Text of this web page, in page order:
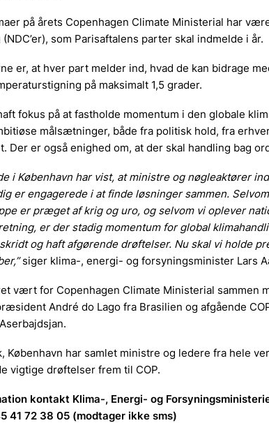
på årets Copenhagen Climate Ministerial har
som Parisaftalens parter skal indmelde i år.
er, at hver part melder ind, hvad de kan bidrage
på maksimalt 1,5 grader.
fokus på at fastholde momentum i den globale
målsætninger, både fra politisk hold, fra
Der er også enighed om, at der skal handling bag
i København har vist, at ministre og nøgleaktører
er engagerede i at finde løsninger sammen.
er præget af krig og uro, og selvom vi oplever
er der stadig momentum for global
og haft afgørende drøftelser. Nu skal vi holde
siger klima-, energi- og forsyningsminister Lars
vært for Copenhagen Climate Ministerial sammen
André do Lago fra Brasilien og afgående
København har samlet ministre og ledere fra hele
vigtige drøftelser frem til COP.
kontakt Klima-, Energi- og
41 72 38 05 (modtager ikke sms)